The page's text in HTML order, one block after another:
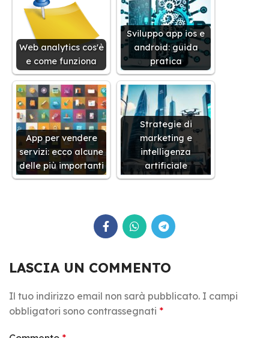
Web analytics cos'è
e come funziona
Sviluppo app ios e
android: guida
pratica
App per vendere
servizi: ecco alcune
delle più importanti
Strategie di
marketing e
intelligenza
artificiale
LASCIA UN COMMENTO
Il tuo indirizzo email non sarà pubblicato. I campi
obbligatori sono contrassegnati *